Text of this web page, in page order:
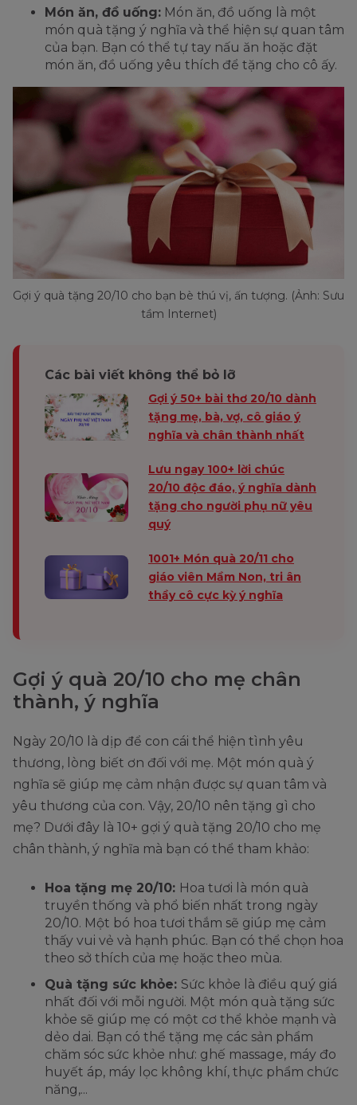
Món ăn, đồ uống: Món ăn, đồ uống là một
món quà tặng ý nghĩa và thể hiện sự quan tâm
của bạn. Bạn có thể tự tay nấu ăn hoặc đặt
món ăn, đồ uống yêu thích để tặng cho cô ấy.
Gợi ý quà tặng 20/10 cho bạn bè thú vị, ấn tượng. (Ảnh: Sưu
tầm Internet)
Các bài viết không thể bỏ lỡ
Gợi ý 50+ bài thơ 20/10 dành
tặng mẹ, bà, vợ, cô giáo ý
nghĩa và chân thành nhất
Lưu ngay 100+ lời chúc
20/10 độc đáo, ý nghĩa dành
tặng cho người phụ nữ yêu
quý
1001+ Món quà 20/11 cho
giáo viên Mầm Non, tri ân
thầy cô cực kỳ ý nghĩa
Gợi ý quà 20/10 cho mẹ chân
thành, ý nghĩa
Ngày 20/10 là dịp để con cái thể hiện tình yêu
thương, lòng biết ơn đối với mẹ. Một món quà ý
nghĩa sẽ giúp mẹ cảm nhận được sự quan tâm và
yêu thương của con. Vậy, 20/10 nên tặng gì cho
mẹ? Dưới đây là 10+ gợi ý quà tặng 20/10 cho mẹ
chân thành, ý nghĩa mà bạn có thể tham khảo:
Hoa tặng mẹ 20/10: Hoa tươi là món quà
truyền thống và phổ biến nhất trong ngày
20/10. Một bó hoa tươi thắm sẽ giúp mẹ cảm
thấy vui vẻ và hạnh phúc. Bạn có thể chọn hoa
theo sở thích của mẹ hoặc theo mùa.
Quà tặng sức khỏe: Sức khỏe là điều quý giá
nhất đối với mỗi người. Một món quà tặng sức
khỏe sẽ giúp mẹ có một cơ thể khỏe mạnh và
dẻo dai. Bạn có thể tặng mẹ các sản phẩm
chăm sóc sức khỏe như: ghế massage, máy đo
huyết áp, máy lọc không khí, thực phẩm chức
năng,...